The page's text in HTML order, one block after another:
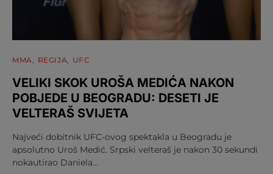
MMA REGIJA UFC
VELIKI SKOK UROŠA MEDIĆA NAKON
POBJEDE U BEOGRADU: DESETI JE
VELTERAŠ SVIJETA
Najveći dobitnik UFC-ovog spektakla u Beogradu je
apsolutno Uroš Medić. Srpski velteraš je nakon 30 sekundi
nokautirao Daniela…